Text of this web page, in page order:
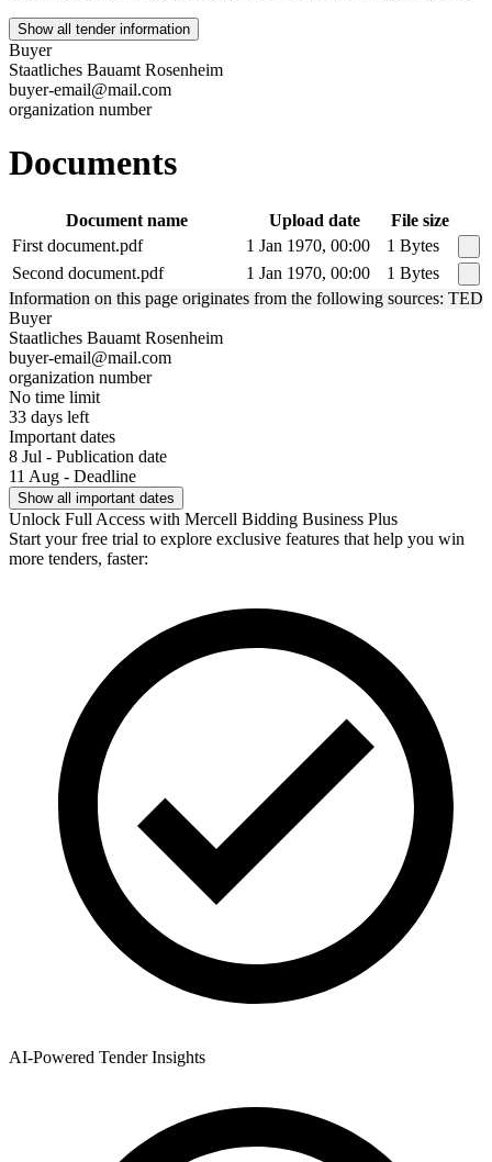
Show all tender information
Buyer
Staatliches Bauamt Rosenheim
buyer-email@mail.com
organization number
Documents
Document name Upload date
File size
First document.pdf
1 Jan 1970, 00:00
1 Bytes
Second document.pdf
1 Jan 1970, 00:00
1 Bytes
Information on this page originates from the following sources: TED
Buyer
Staatliches Bauamt Rosenheim
buyer-email@mail.com
organization number
No time limit
33 days left
Important dates
8 Jul - Publication date
11 Aug - Deadline
Show all important dates
Unlock Full Access with Mercell Bidding Business Plus
Start your free trial to explore exclusive features that help you win
more tenders, faster:
AI-Powered Tender Insights